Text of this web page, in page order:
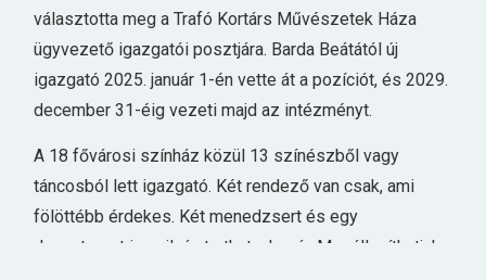
választotta meg a Trafó Kortárs Művészetek Háza
ügyvezető igazgatói posztjára. Barda Beátától új
igazgató 2025. január 1-én vette át a pozíciót, és 2029.
december 31-éig vezeti majd az intézményt.
A 18 fővárosi színház közül 13 színészből vagy
táncosból lett igazgató. Két rendező van csak, ami
fölöttébb érdekes. Két menedzsert és egy
dramaturgot is nyilván tarthatunk már. Megállapíthatjuk